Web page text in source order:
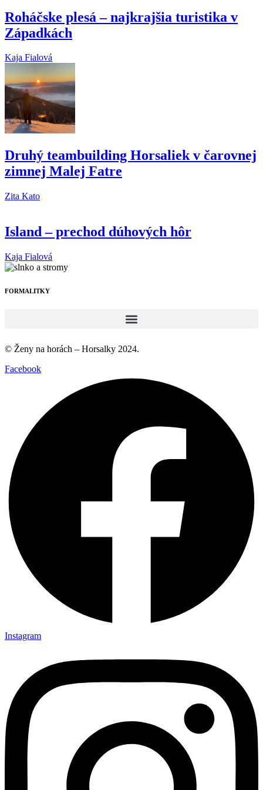
Roháčske plesá – najkrajšia turistika v
Západkách
Kaja Fialová
Druhý teambuilding Horsaliek v čarovnej
zimnej Malej Fatre
Zita Kato
Island – prechod dúhových hôr
Kaja Fialová
FORMALITKY
© Ženy na horách – Horsalky 2024.
Facebook
Instagram